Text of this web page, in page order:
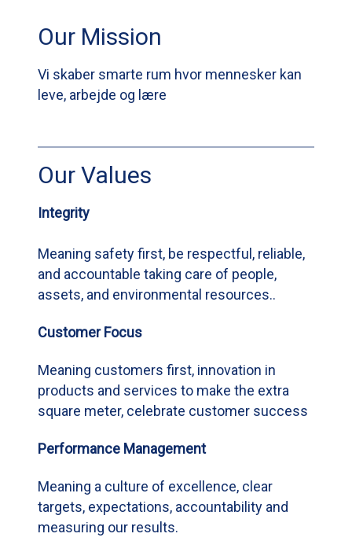
Our Mission
Vi skaber smarte rum hvor mennesker kan
leve, arbejde og lære
Our Values
Integrity
Meaning safety first, be respectful, reliable,
and accountable taking care of people,
assets, and environmental resources..
Customer Focus
Meaning customers first, innovation in
products and services to make the extra
square meter, celebrate customer success
Performance Management
Meaning a culture of excellence, clear
targets, expectations, accountability and
measuring our results.